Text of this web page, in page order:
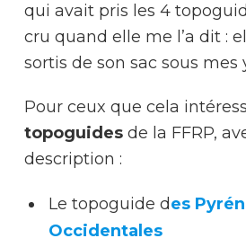
qui avait pris les 4
cru quand elle me l’a dit :
sortis de son sac sous mes
Pour ceux que cela
topoguides de la FFRP,
description :
Le topoguide des
Occidentales